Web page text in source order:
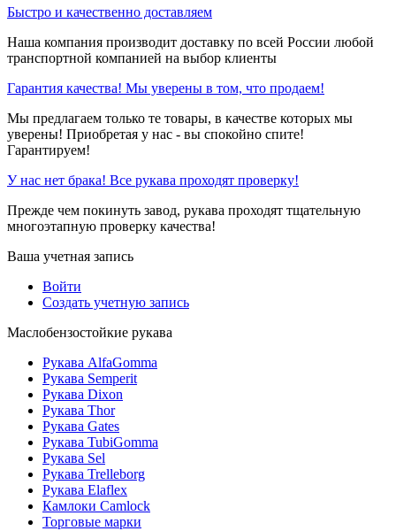
Быстро и качественно доставляем
Наша компания производит доставку по всей России любой
транспортной компанией на выбор клиенты
Гарантия качества! Мы уверены в том, что продаем!
Мы предлагаем только те товары, в качестве которых мы
уверены! Приобретая у нас - вы спокойно спите!
Гарантируем!
У нас нет брака! Все рукава проходят проверку!
Прежде чем покинуть завод, рукава проходят тщательную
многоэтапную проверку качества!
Ваша учетная запись
Войти
Создать учетную запись
Маслобензостойкие рукава
Рукава AlfaGomma
Рукава Semperit
Рукава Dixon
Рукава Thor
Рукава Gates
Рукава TubiGomma
Рукава Sel
Рукава Trelleborg
Рукава Elaflex
Камлоки Camlock
Торговые марки